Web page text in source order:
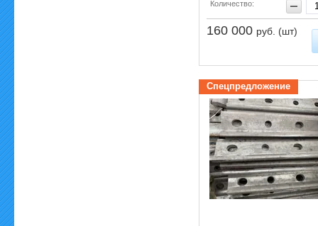
Количество:
160 000 руб. (шт)
Спецпредложение